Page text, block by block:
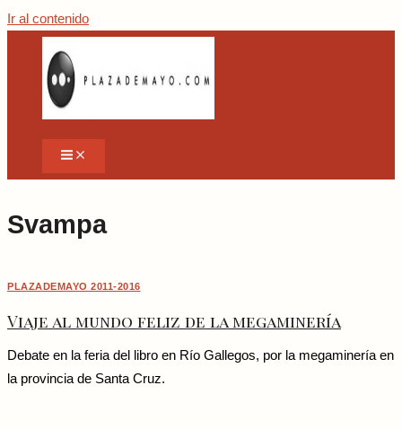
Ir al contenido
Svampa
PLAZADEMAYO 2011-2016
Viaje al mundo feliz de la megaminería
Debate en la feria del libro en Río Gallegos, por la megaminería en
la provincia de Santa Cruz.